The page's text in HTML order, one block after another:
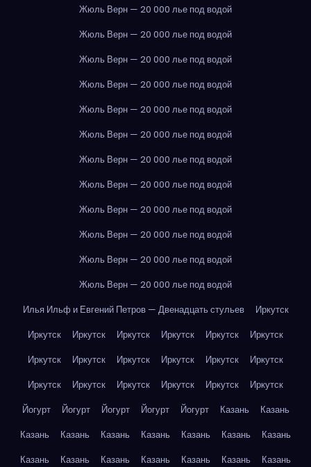
Жюль Верн — 20 000 лье под водой
Жюль Верн — 20 000 лье под водой
Жюль Верн — 20 000 лье под водой
Жюль Верн — 20 000 лье под водой
Жюль Верн — 20 000 лье под водой
Жюль Верн — 20 000 лье под водой
Жюль Верн — 20 000 лье под водой
Жюль Верн — 20 000 лье под водой
Жюль Верн — 20 000 лье под водой
Жюль Верн — 20 000 лье под водой
Жюль Верн — 20 000 лье под водой
Жюль Верн — 20 000 лье под водой
Илья Ильф и Евгений Петров — Двенадцать стульев
Иркутск
Иркутск
Иркутск Иркутск Иркутск Иркутск
Иркутск
Иркутск
Иркутск Иркутск Иркутск Иркутск
Иркутск
Иркутск
Иркутск Иркутск Иркутск Иркутск
Иркутск
Йогурт
Йогурт Йогурт Йогурт Йогурт Казань
Казань
Казань
Казань Казань Казань Казань Казань
Казань
Казань
Казань Казань Казань Казань Казань
Казань